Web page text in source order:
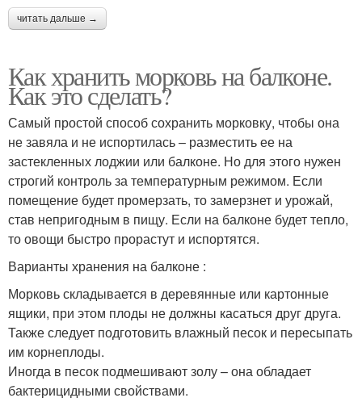
читать дальше →
Как хранить морковь на балконе.
Как это сделать?
Самый простой способ сохранить морковку, чтобы она
не завяла и не испортилась – разместить ее на
застекленных лоджии или балконе. Но для этого нужен
строгий контроль за температурным режимом. Если
помещение будет промерзать, то замерзнет и урожай,
став непригодным в пищу. Если на балконе будет тепло,
то овощи быстро прорастут и испортятся.
Варианты хранения на балконе :
Морковь складывается в деревянные или картонные
ящики, при этом плоды не должны касаться друг друга.
Также следует подготовить влажный песок и пересыпать
им корнеплоды.
Иногда в песок подмешивают золу – она обладает
бактерицидными свойствами.